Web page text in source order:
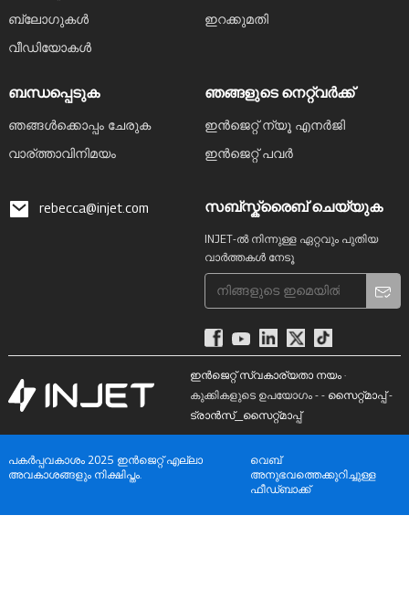
ബ്ലോഗുകൾ
വീഡിയോകൾ
ഇറക്കുമതി
ബന്ധപ്പെടുക
ഞങ്ങൾക്കൊപ്പം ചേരുക
വാര്ത്താവിനിമയം
ഞങ്ങളുടെ നെറ്റ്‌വർക്ക്
ഇൻജെറ്റ് ന്യൂ എനർജി
ഇൻജെറ്റ് പവർ
rebecca@injet.com സബ്സ്ക്രൈബ് ചെയ്യുക
INJET-ൽ നിന്നുള്ള ഏറ്റവും പുതിയ
വാർത്തകൾ നേടൂ
ഇൻജെറ്റ് സ്വകാര്യതാ നയം·
കുക്കികളുടെ ഉപയോഗം - - സൈറ്റ്മാപ്പ്-
ട്രാൻസ്_സൈറ്റ്മാപ്പ്
പകർപ്പവകാശം 2025 ഇൻജെറ്റ് എല്ലാ
അവകാശങ്ങളും നിക്ഷിപ്തം.
വെബ്
അനുഭവത്തെക്കുറിച്ചുള്ള
ഫീഡ്‌ബാക്ക്